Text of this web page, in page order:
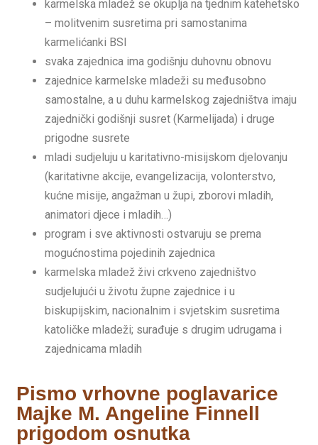
karmelska mladež se okuplja na tjednim katehetsko
– molitvenim susretima pri samostanima
karmelićanki BSI
svaka zajednica ima godišnju duhovnu obnovu
zajednice karmelske mladeži su međusobno
samostalne, a u duhu karmelskog zajedništva imaju
zajednički godišnji susret (Karmelijada) i druge
prigodne susrete
mladi sudjeluju u karitativno-misijskom djelovanju
(karitativne akcije, evangelizacija, volonterstvo,
kućne misije, angažman u župi, zborovi mladih,
animatori djece i mladih…)
program i sve aktivnosti ostvaruju se prema
mogućnostima pojedinih zajednica
karmelska mladež živi crkveno zajedništvo
sudjelujući u životu župne zajednice i u
biskupijskim, nacionalnim i svjetskim susretima
katoličke mladeži; surađuje s drugim udrugama i
zajednicama mladih
Pismo vrhovne poglavarice
Majke M. Angeline Finnell
prigodom osnutka